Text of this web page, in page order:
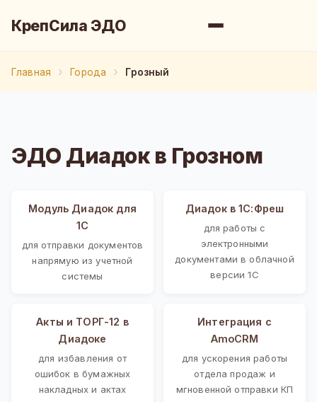
КрепСила ЭДО
Главная Города Грозный
ЭДО Диадок в Грозном
Модуль Диадок для
1С
для отправки документов
напрямую из учетной
системы
Диадок в 1С:Фреш
для работы с
электронными
документами в облачной
версии 1С
Акты и ТОРГ-12 в
Диадоке
для избавления от
ошибок в бумажных
накладных и актах
Интеграция с
AmoCRM
для ускорения работы
отдела продаж и
мгновенной отправки КП